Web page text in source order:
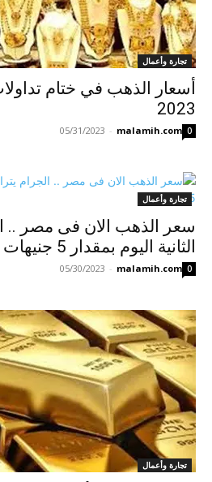
تجارة وأعمال
2023
malamih.com
-
05/31/2023 0
تجارة وأعمال
سعر الذهب الان فى مصر ..
الثانية اليوم بمقدار 5 جنيهات
malamih.com
-
05/30/2023 0
تجارة وأعمال